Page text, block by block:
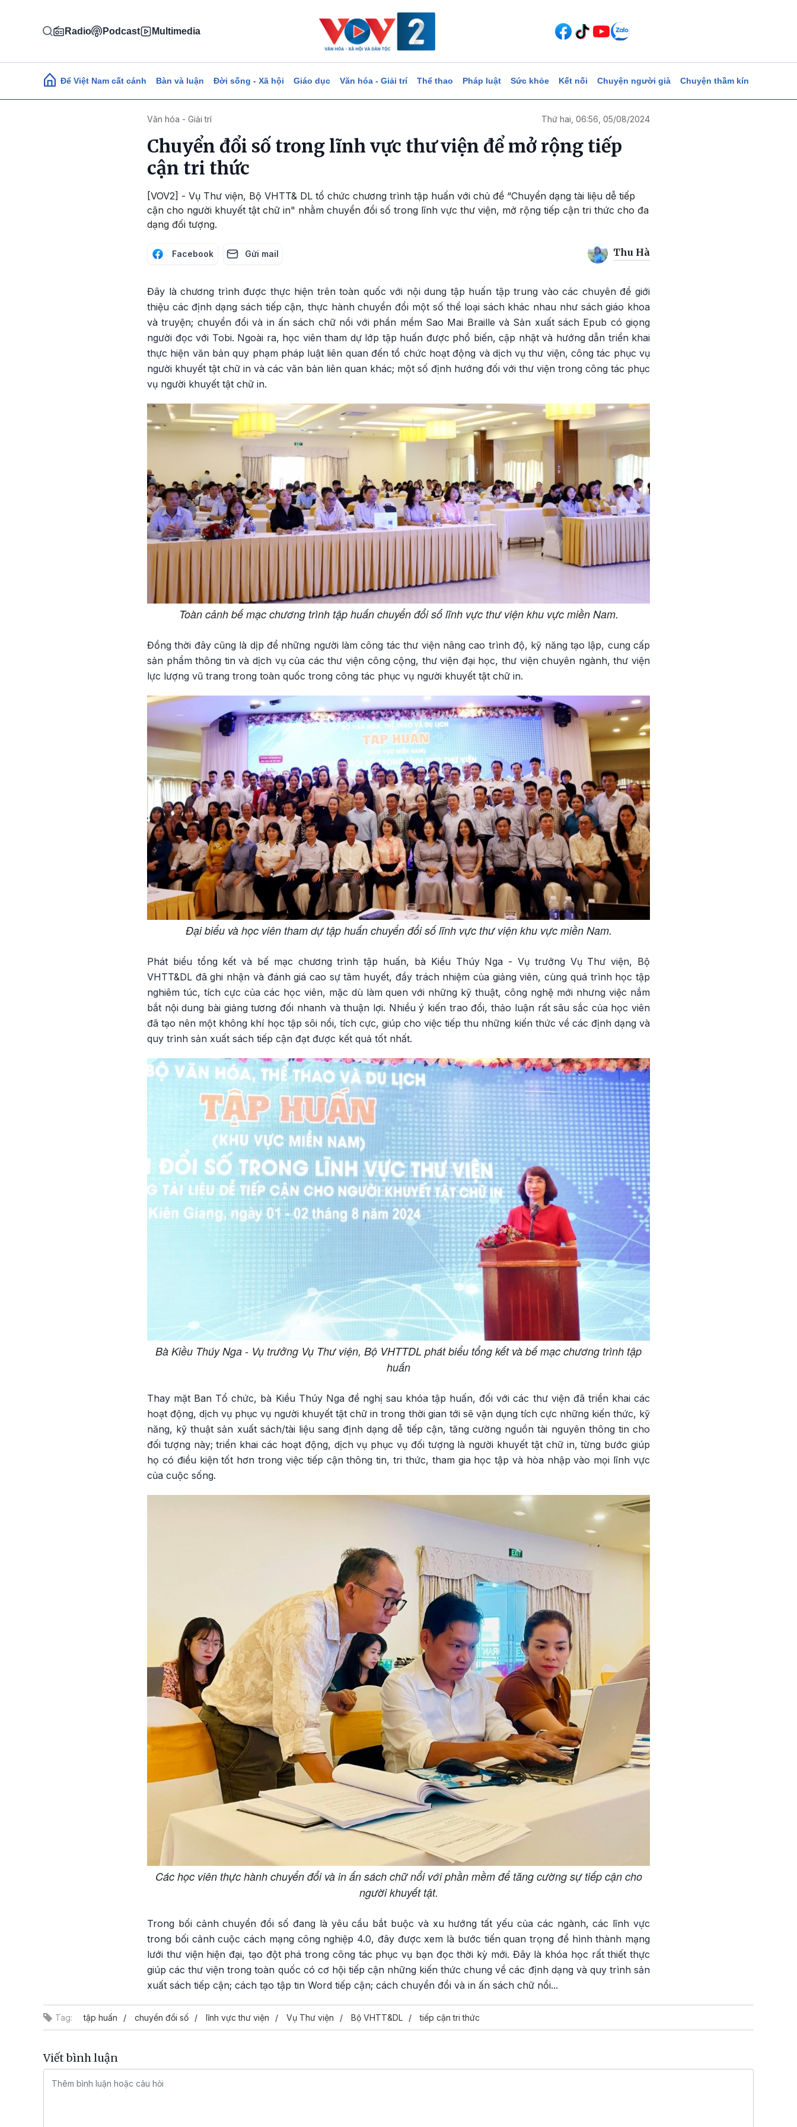
Radio Podcast Multimedia
Main navigation
Để Việt Nam cất cánh Bàn và luận Đời sống - Xã hội Giáo dục Văn hóa - Giải trí Thể thao Pháp luật Sức khỏe Kết nối Chuyện người già Chuyện thầm kín
Văn hóa - Giải trí Thứ hai, 06:56, 05/08/2024
Chuyển đổi số trong lĩnh vực thư viện để mở rộng tiếp
cận tri thức
[VOV2] - Vụ Thư viện, Bộ VHTT& DL tổ chức chương trình tập huấn với chủ đề “Chuyển dạng tài liệu dễ tiếp
cận cho người khuyết tật chữ in" nhằm chuyển đổi số trong lĩnh vực thư viện, mở rộng tiếp cận tri thức cho đa
dạng đối tượng.
Facebook Gửi mail Thu Hà
Đây là chương trình được thực hiện trên toàn quốc với nội dung tập huấn tập trung vào các chuyên đề giới
thiệu các định dạng sách tiếp cận, thực hành chuyển đổi một số thể loại sách khác nhau như sách giáo khoa
và truyện; chuyển đổi và in ấn sách chữ nổi với phần mềm Sao Mai Braille và Sản xuất sách Epub có giọng
người đọc với Tobi. Ngoài ra, học viên tham dự lớp tập huấn được phổ biến, cập nhật và hướng dẫn triển khai
thực hiện văn bản quy phạm pháp luật liên quan đến tổ chức hoạt động và dịch vụ thư viện, công tác phục vụ
người khuyết tật chữ in và các văn bản liên quan khác; một số định hướng đối với thư viện trong công tác phục
vụ người khuyết tật chữ in.
Toàn cảnh bế mạc chương trình tập huấn chuyển đổi số lĩnh vực thư viện khu vực miền Nam.
Đồng thời đây cũng là dịp để những người làm công tác thư viện nâng cao trình độ, kỹ năng tạo lập, cung cấp
sản phẩm thông tin và dịch vụ của các thư viện công cộng, thư viện đại học, thư viện chuyên ngành, thư viện
lực lượng vũ trang trong toàn quốc trong công tác phục vụ người khuyết tật chữ in.
Đại biểu và học viên tham dự tập huấn chuyển đổi số lĩnh vực thư viện khu vực miền Nam.
Phát biểu tổng kết và bế mạc chương trình tập huấn, bà Kiều Thúy Nga - Vụ trưởng Vụ Thư viện, Bộ
VHTT&DL đã ghi nhận và đánh giá cao sự tâm huyết, đầy trách nhiệm của giảng viên, cùng quá trình học tập
nghiêm túc, tích cực của các học viên, mặc dù làm quen với những kỹ thuật, công nghệ mới nhưng việc nắm
bắt nội dung bài giảng tương đối nhanh và thuận lợi. Nhiều ý kiến trao đổi, thảo luận rất sâu sắc của học viên
đã tạo nên một không khí học tập sôi nổi, tích cực, giúp cho việc tiếp thu những kiến thức về các định dạng và
quy trình sản xuất sách tiếp cận đạt được kết quả tốt nhất.
Bà Kiều Thúy Nga - Vụ trưởng Vụ Thư viện, Bộ VHTTDL phát biểu tổng kết và bế mạc chương trình tập
huấn
Thay mặt Ban Tổ chức, bà Kiều Thúy Nga đề nghị sau khóa tập huấn, đối với các thư viện đã triển khai các
hoạt động, dịch vụ phục vụ người khuyết tật chữ in trong thời gian tới sẽ vận dụng tích cực những kiến thức, kỹ
năng, kỹ thuật sản xuất sách/tài liệu sang định dạng dễ tiếp cận, tăng cường nguồn tài nguyên thông tin cho
đối tượng này; triển khai các hoạt động, dịch vụ phục vụ đối tượng là người khuyết tật chữ in, từng bước giúp
họ có điều kiện tốt hơn trong việc tiếp cận thông tin, tri thức, tham gia học tập và hòa nhập vào mọi lĩnh vực
của cuộc sống.
Các học viên thực hành chuyển đổi và in ấn sách chữ nổi với phần mềm để tăng cường sự tiếp cận cho
người khuyết tật.
Trong bối cảnh chuyển đổi số đang là yêu cầu bắt buộc và xu hướng tất yếu của các ngành, các lĩnh vực
trong bối cảnh cuộc cách mạng công nghiệp 4.0, đây được xem là bước tiến quan trọng để hình thành mạng
lưới thư viện hiện đại, tạo đột phá trong công tác phục vụ bạn đọc thời kỳ mới. Đây là khóa học rất thiết thực
giúp các thư viện trong toàn quốc có cơ hội tiếp cận những kiến thức chung về các định dạng và quy trình sản
xuất sách tiếp cận; cách tạo tập tin Word tiếp cận; cách chuyển đổi và in ấn sách chữ nổi...
Tag: tập huấn chuyển đổi số lĩnh vực thư viện Vụ Thư viện Bộ VHTT&DL tiếp cận tri thức
Viết bình luận